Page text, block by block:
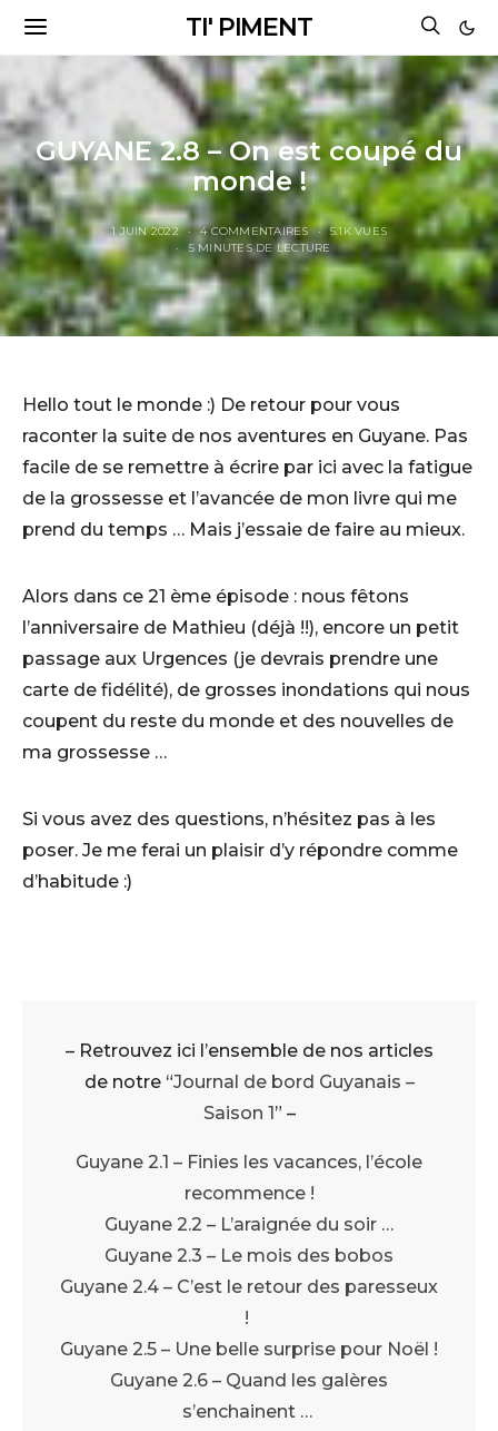
TI' PIMENT
GUYANE 2.8 – On est coupé du
monde !
1 JUIN 2022 4 COMMENTAIRES
5.1K VUES
5 MINUTES DE LECTURE
Hello tout le monde :) De retour pour vous
raconter la suite de nos aventures en Guyane. Pas
facile de se remettre à écrire par ici avec la fatigue
de la grossesse et l’avancée de mon livre qui me
prend du temps … Mais j’essaie de faire au mieux.
Alors dans ce 21 ème épisode : nous fêtons
l’anniversaire de Mathieu (déjà !!), encore un petit
passage aux Urgences (je devrais prendre une
carte de fidélité), de grosses inondations qui nous
coupent du reste du monde et des nouvelles de
ma grossesse …
Si vous avez des questions, n’hésitez pas à les
poser. Je me ferai un plaisir d’y répondre comme
d’habitude :)
– Retrouvez ici l’ensemble de nos articles
de notre “Journal de bord Guyanais –
Saison 1” –
Guyane 2.1 – Finies les vacances, l’école
recommence !
Guyane 2.2 – L’araignée du soir …
Guyane 2.3 – Le mois des bobos
Guyane 2.4 – C’est le retour des paresseux
!
Guyane 2.5 – Une belle surprise pour Noël !
Guyane 2.6 – Quand les galères
s’enchainent …